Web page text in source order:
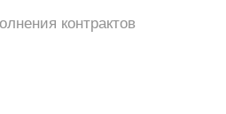
контрактов